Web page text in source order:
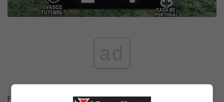
Fonte: Instagram robertoveresconde